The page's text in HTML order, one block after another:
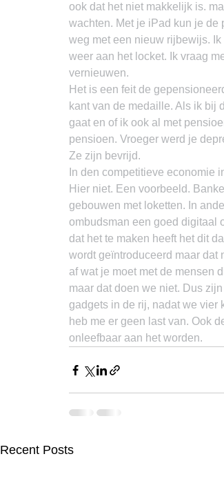
ook dat het niet makkelijk is.
wachten. Met je iPad kun je
weg met een nieuw rijbewijs.
weer aan het locket. Ik vraag
vernieuwen.
Het is een feit de
kant van de medaille. Als ik bij
gaat en of ik ook al met
pensioen. Vroeger werd je
Ze zijn bevrijd.
In den competitieve economie
Hier niet. Een voorbeeld.
gebouwen met loketten. In
ombudsman een goed digitaal
dat het te maken heeft het dit
wordt geïntroduceerd maar dat
af wat je moet met de mensen
maar dat doen we niet. Dus
gadgets in de rij, nadat we vier
heb me er geen last van. Ook
onleefbaar aan het worden.
Recent Posts